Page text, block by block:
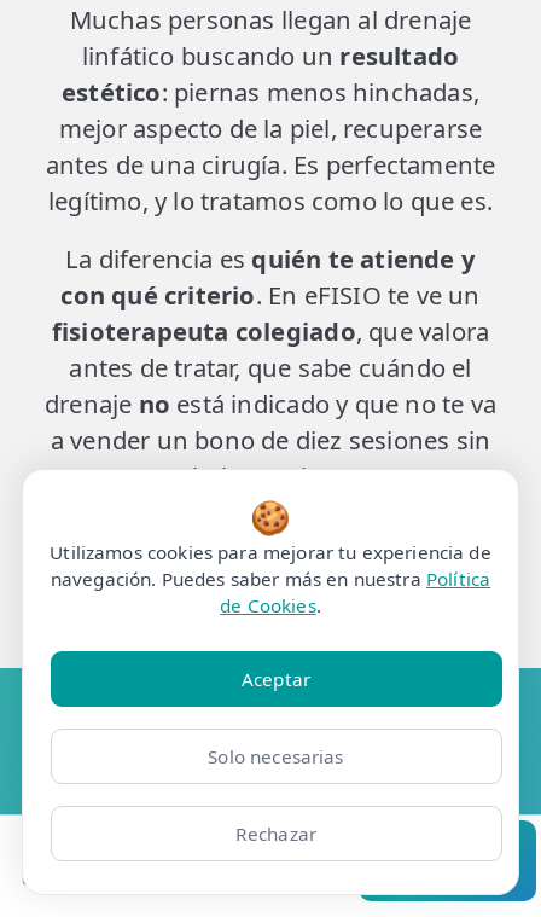
Clínicas
Muchas personas llegan al drenaje
linfático buscando un resultado
estético: piernas menos hinchadas,
mejor aspecto de la piel, recuperarse
antes de una cirugía. Es perfectamente
legítimo, y lo tratamos como lo que es.
La diferencia es quién te atiende y
con qué criterio. En eFISIO te ve un
fisioterapeuta colegiado, que valora
antes de tratar, que sabe cuándo el
drenaje no está indicado y que no te va
a vender un bono de diez sesiones sin
haberte visto.
Sin cirugía, sin agujas, sin inyectables.
Y sin prometerte resultados que la
técnica no da.
PRECIOS
Precio del Drenaje Linfático
en Madrid
Sesión Individual
🍪
Utilizamos cookies para mejorar tu experiencia de
navegación. Puedes saber más en nuestra Política
de Cookies.
Aceptar
Solo necesarias
Rechazar